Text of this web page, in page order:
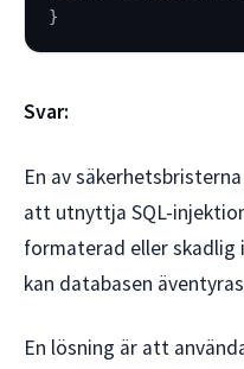
}
Svar:
En av
att utnyttja SQL-
formaterad eller skadlig
kan databasen
En lösning är att